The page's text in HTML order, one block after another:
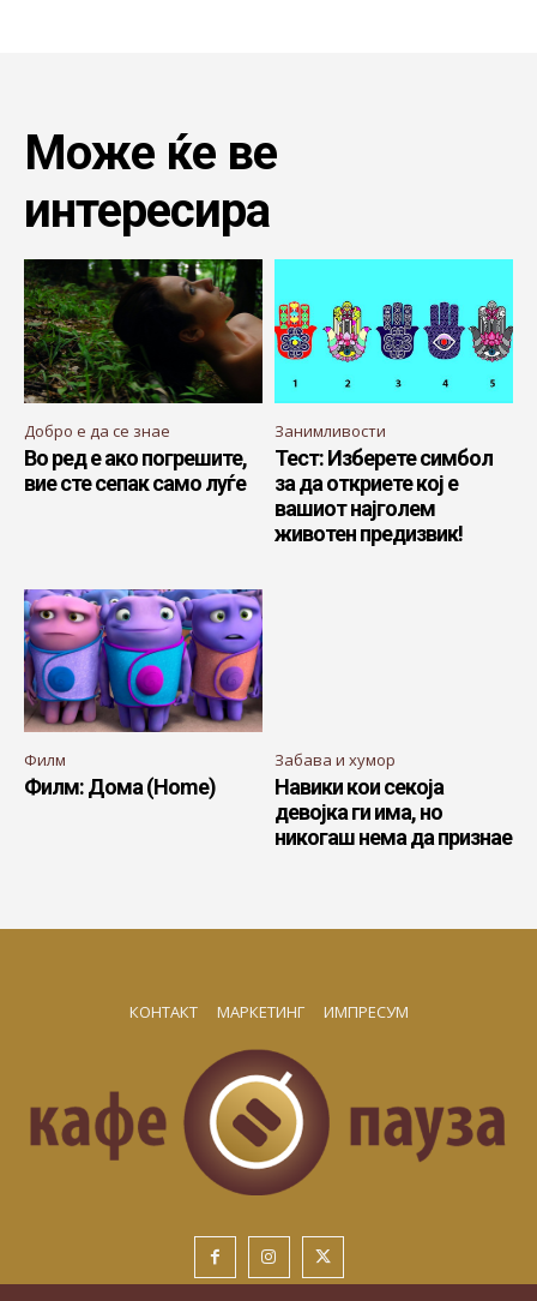
Може ќе ве
интересира
Добро е да се знае
Во ред е ако погрешите,
вие сте сепак само луѓе
Занимливости
Тест: Изберете симбол
за да откриете кој е
вашиот најголем
животен предизвик!
Филм
Филм: Дома (Home)
Забава и хумор
Навики кои секоја
девојка ги има, но
никогаш нема да признае
КОНТАКТ МАРКЕТИНГ ИМПРЕСУМ